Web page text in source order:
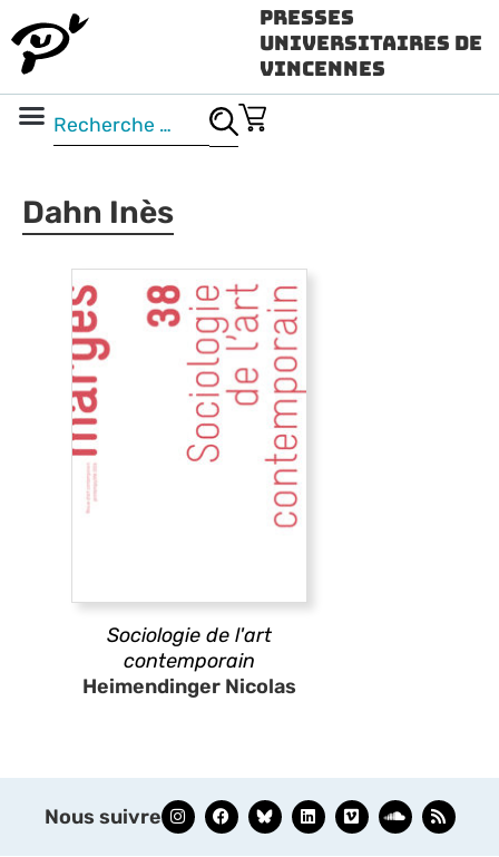
Presses
Universitaires de
Vincennes
Dahn Inès
Sociologie de l'art
contemporain
Heimendinger Nicolas
Nous suivre